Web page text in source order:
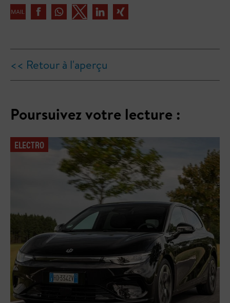
<< Retour à l'aperçu
Poursuivez votre lecture :
ELECTRO